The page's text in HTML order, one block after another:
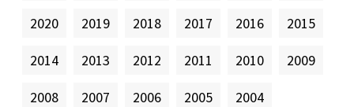
2020 2019 2018 2017 2016 2015
2014 2013 2012 2011 2010 2009
2008 2007 2006 2005 2004